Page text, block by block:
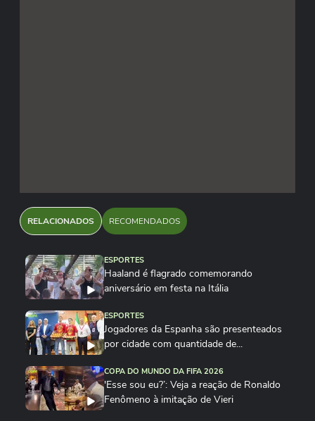
RELACIONADOS RECOMENDADOS
ESPORTES
Haaland é flagrado comemorando
aniversário em festa na Itália
ESPORTES
Jogadores da Espanha são presenteados
por cidade com quantidade de...
COPA DO MUNDO DA FIFA 2026
'Esse sou eu?’: Veja a reação de Ronaldo
Fenômeno à imitação de Vieri